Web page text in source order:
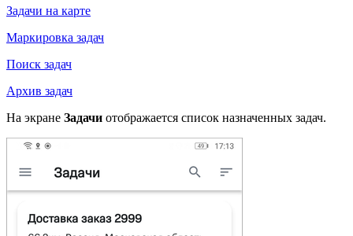
Задачи на карте
Маркировка задач
Поиск задач
Архив задач
На экране Задачи отображается список назначенных задач.